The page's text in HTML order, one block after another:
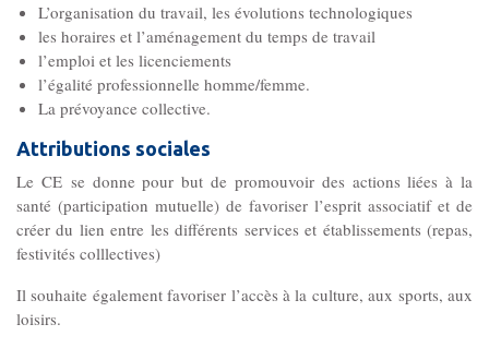
Son équipe
Ses locaux
Ses missions, son objet
Rapports d’activité
L’organisation du travail, les évolutions technologiques
les horaires et l’aménagement du temps de travail
l’emploi et les licenciements
l’égalité professionnelle homme/femme.
La prévoyance collective.
Attributions sociales
Le CE se donne pour but de promouvoir des actions liées à la
santé (participation mutuelle) de favoriser l’esprit associatif et de
créer du lien entre les différents services et établissements (repas,
festivités colllectives)
Il souhaite également favoriser l’accès à la culture, aux sports, aux
loisirs.